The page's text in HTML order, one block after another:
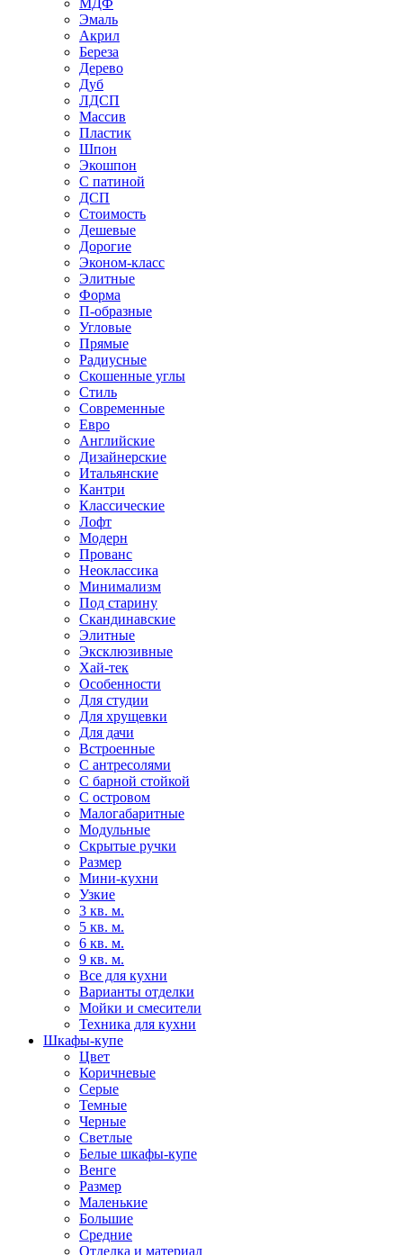
МДФ
Эмаль
Акрил
Береза
Дерево
Дуб
ЛДСП
Массив
Пластик
Шпон
Экошпон
С патиной
ДСП
Стоимость
Дешевые
Дорогие
Эконом-класс
Элитные
Форма
П-образные
Угловые
Прямые
Радиусные
Скошенные углы
Стиль
Современные
Евро
Английские
Дизайнерские
Итальянские
Кантри
Классические
Лофт
Модерн
Прованс
Неоклассика
Минимализм
Под старину
Скандинавские
Элитные
Эксклюзивные
Хай-тек
Особенности
Для студии
Для хрущевки
Для дачи
Встроенные
С антресолями
С барной стойкой
С островом
Малогабаритные
Модульные
Скрытые ручки
Размер
Мини-кухни
Узкие
3 кв. м.
5 кв. м.
6 кв. м.
9 кв. м.
Все для кухни
Варианты отделки
Мойки и смесители
Техника для кухни
Шкафы-купе
Цвет
Коричневые
Серые
Темные
Черные
Светлые
Белые шкафы-купе
Венге
Размер
Маленькие
Большие
Средние
Отделка и материал